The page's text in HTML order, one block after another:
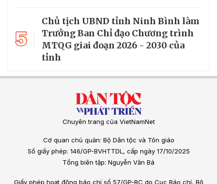
5
Chủ tịch UBND tỉnh Ninh Bình làm
Trưởng Ban Chỉ đạo Chương trình
MTQG giai đoạn 2026 - 2030 của
tỉnh
Chuyên trang của VietNamNet
Cơ quan chủ quản: Bộ Dân tộc và Tôn giáo
Số giấy phép: 146/GP-BVHTTDL, cấp ngày 17/10/2025
Tổng biên tập: Nguyễn Văn Bá
Giấy phép hoạt động báo chí số 57/GP-BC do Cục Báo chí, Bộ